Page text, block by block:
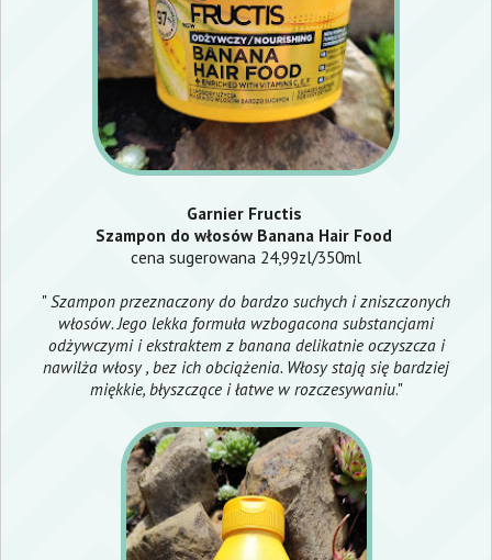
Garnier Fructis
Szampon do włosów Banana Hair Food
cena sugerowana 24,99zl/350ml
"Szampon przeznaczony do bardzo suchych i zniszczonych
włosów. Jego lekka formuła wzbogacona substancjami
odżywczymi i ekstraktem z banana delikatnie oczyszcza i
nawilża włosy , bez ich obciążenia. Włosy stają się bardziej
miękkie, błyszczące i łatwe w rozczesywaniu."